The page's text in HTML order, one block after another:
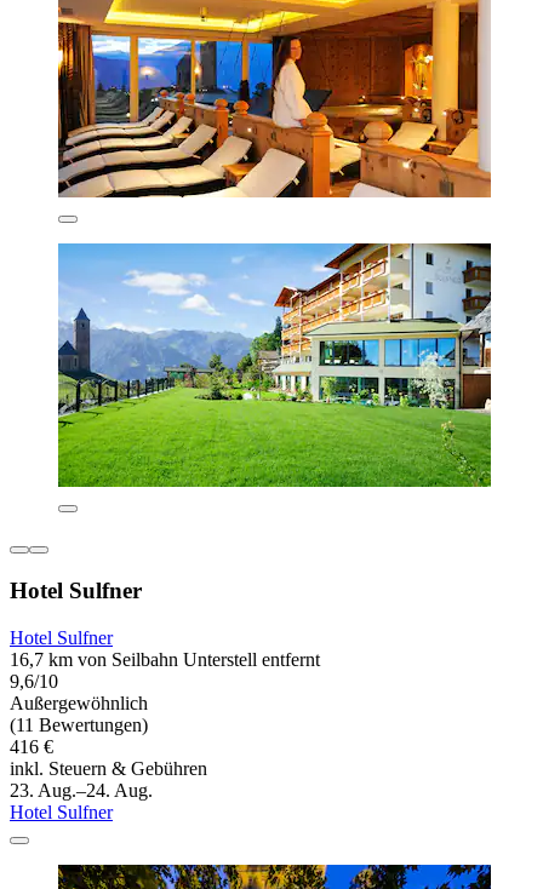
Hotel Sulfner
Hotel Sulfner
16,7 km von Seilbahn Unterstell entfernt
9,6/10
Außergewöhnlich
(11 Bewertungen)
416 €
inkl. Steuern & Gebühren
23. Aug.–24. Aug.
Hotel Sulfner